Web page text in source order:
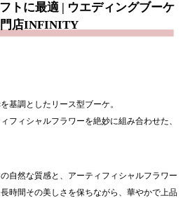
トに最適 | ウエディングブーケ
店INFINITY
基調としたリース型ブーケ。
フィシャルフラワーを絶妙に組み合わせた、
自然な質感と、アーティフィシャルフラワー
時間その美しさを保ちながら、華やかで上品